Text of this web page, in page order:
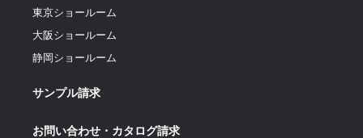
東京ショールーム
大阪ショールーム
静岡ショールーム
サンプル請求
お問い合わせ・カタログ請求